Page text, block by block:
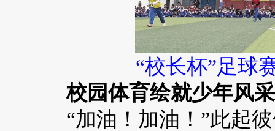
“校长杯”足球
校园体育绘就少年风采
“加油！加油！”此起彼